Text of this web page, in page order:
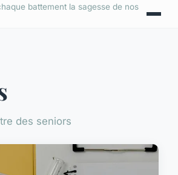
battement la sagesse de nos
des seniors